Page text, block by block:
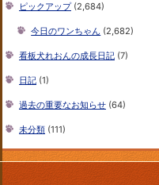
ピックアップ(2,684)
今日のワンちゃん (2,682)
看板犬れおんの成長日記 (7)
日記 (1)
過去の重要なお知らせ (64)
未分類 (111)